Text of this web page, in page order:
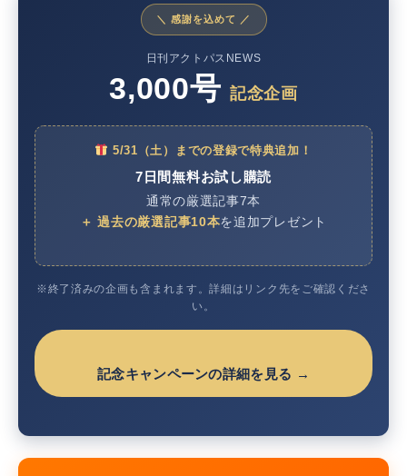
＼ 感謝を込めて ／
日刊アクトパスNEWS
3,000号記念企画
5/31（土）までの登録で特典追加！
7日間無料お試し購読
通常の厳選記事7本
＋ 過去の厳選記事10本を追加プレゼント
※終了済みの企画も含まれます。詳細はリンク先をご確認くださ
い。
記念キャンペーンの詳細を見る →